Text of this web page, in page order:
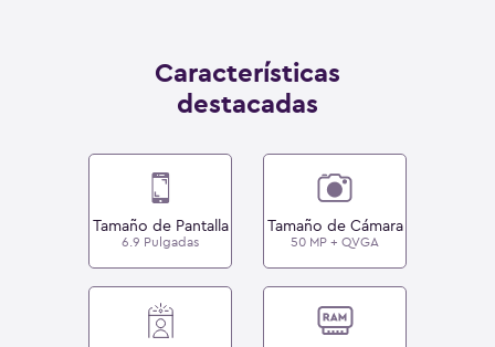
Características
destacadas
Tamaño de Pantalla
6.9 Pulgadas
Tamaño de Cámara
50 MP + QVGA